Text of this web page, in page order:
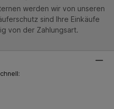
werden wir von unseren
sind Ihre Einkäufe
von der Zahlungsart.